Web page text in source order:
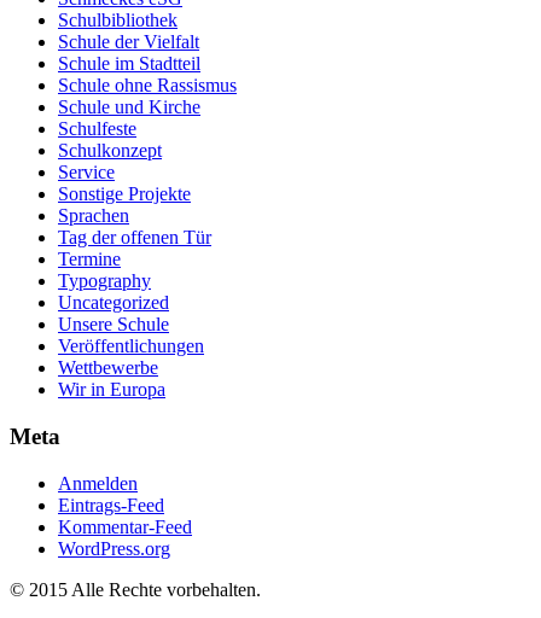
Schulbibliothek
Schule der Vielfalt
Schule im Stadtteil
Schule ohne Rassismus
Schule und Kirche
Schulfeste
Schulkonzept
Service
Sonstige Projekte
Sprachen
Tag der offenen Tür
Termine
Typography
Uncategorized
Unsere Schule
Veröffentlichungen
Wettbewerbe
Wir in Europa
Meta
Anmelden
Eintrags-Feed
Kommentar-Feed
WordPress.org
© 2015 Alle Rechte vorbehalten.